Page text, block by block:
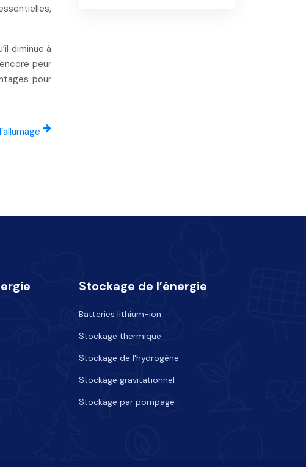
diminue à
peur
pour
Stockage de l’énergie
Batteries lithium-ion
Stockage thermique
Stockage de l'hydrogène
Stockage gravitationnel
Stockage par pompage